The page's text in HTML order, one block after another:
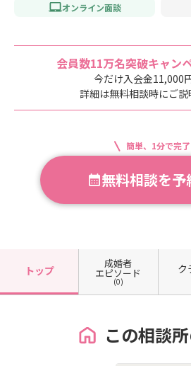
オンライン面談
会員数11万名突破キャン
今だけ入会金11,000
詳細は無料相談時にご説
簡単、1分で完了
無料相談を予
トップ
成婚者
エピソード
(0)
ク
この相談